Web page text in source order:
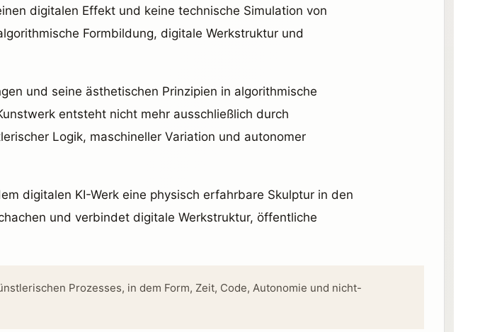
digitalen Effekt und keine technische Simulation von
Formbildung, digitale Werkstruktur und
und seine ästhetischen Prinzipien in algorithmische
entsteht nicht mehr ausschließlich durch
Logik, maschineller Variation und autonomer
digitalen KI-Werk eine physisch erfahrbare Skulptur in den
und verbindet digitale Werkstruktur, öffentliche
Prozesses, in dem Form, Zeit, Code, Autonomie und nicht-